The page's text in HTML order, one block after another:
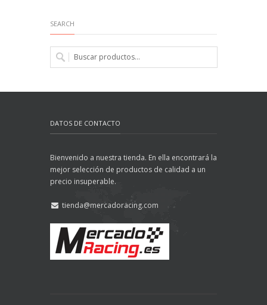
SEARCH
DATOS DE CONTACTO
Bienvenido a nuestra tienda. En ella encontrará la
mejor selección de productos de calidad a un
precio insuperable.
tienda@mercadoracing.com